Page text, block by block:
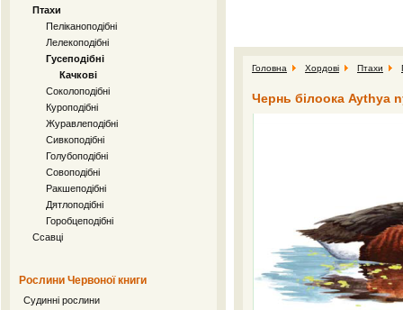
Птахи
Пеліканоподібні
Лелекоподібні
Гусеподібні
Качкові
Соколоподібні
Куроподібні
Журавлеподібні
Сивкоподібні
Голубоподібні
Совоподібні
Ракшеподібні
Дятлоподібні
Горобцеподібні
Ссавці
Рослини Червоної книги
Судинні рослини
Головна Хордові Птахи
Чернь білоока Aythya